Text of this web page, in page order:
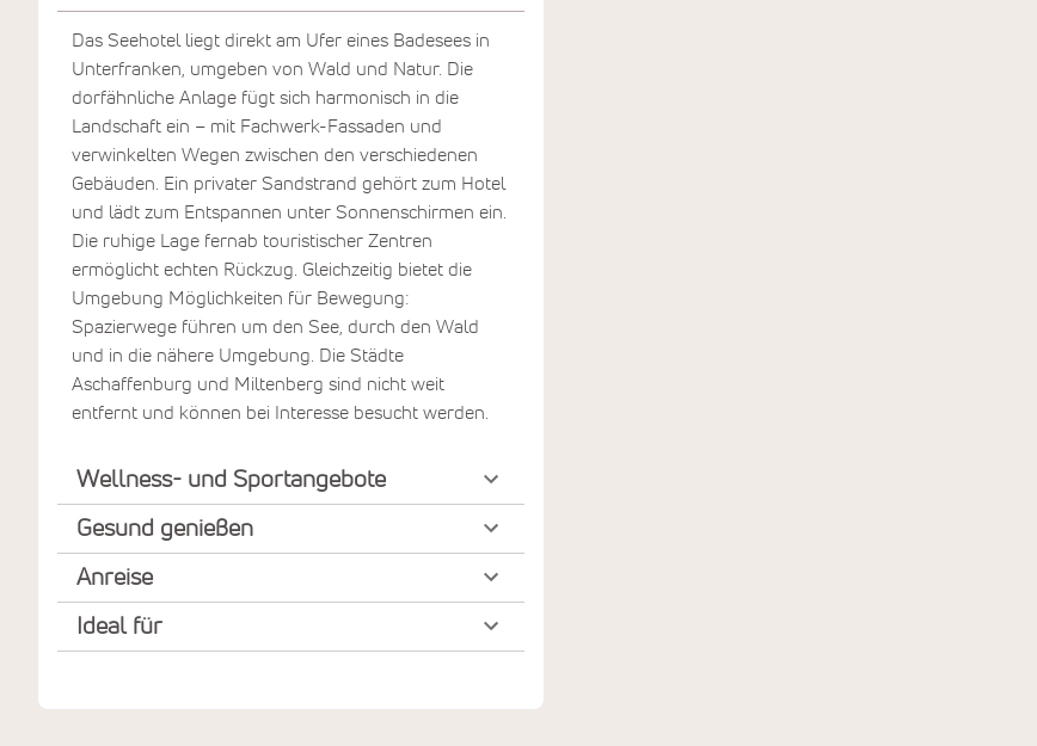
Das Seehotel liegt direkt am Ufer eines Badesees in
Unterfranken, umgeben von Wald und Natur. Die
dorfähnliche Anlage fügt sich harmonisch in die
Landschaft ein – mit Fachwerk-Fassaden und
verwinkelten Wegen zwischen den verschiedenen
Gebäuden. Ein privater Sandstrand gehört zum Hotel
und lädt zum Entspannen unter Sonnenschirmen ein.
Die ruhige Lage fernab touristischer Zentren
ermöglicht echten Rückzug. Gleichzeitig bietet die
Umgebung Möglichkeiten für Bewegung:
Spazierwege führen um den See, durch den Wald
und in die nähere Umgebung. Die Städte
Aschaffenburg und Miltenberg sind nicht weit
entfernt und können bei Interesse besucht werden.
Wellness- und Sportangebote
Gesund genießen
Anreise
Ideal für